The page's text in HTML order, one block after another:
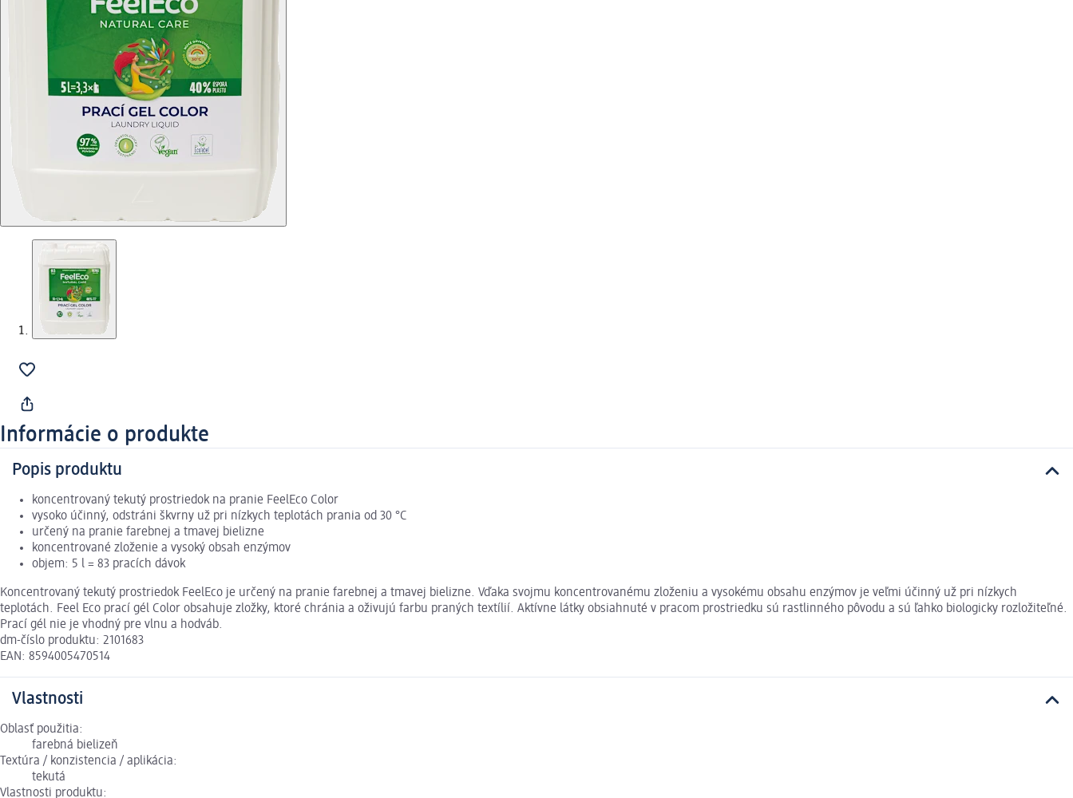
Informácie o produkte
Popis produktu
koncentrovaný tekutý prostriedok na pranie FeelEco Color
vysoko účinný, odstráni škvrny už pri nízkych teplotách prania od 30 °C
určený na pranie farebnej a tmavej bielizne
koncentrované zloženie a vysoký obsah enzýmov
objem: 5 l = 83 pracích dávok
Koncentrovaný tekutý prostriedok FeelEco je určený na pranie farebnej a tmavej bielizne. Vďaka svojmu koncentrovanému zloženiu a vysokému obsahu enzýmov je veľmi účinný už pri nízkych
teplotách. Feel Eco prací gél Color obsahuje zložky, ktoré chránia a oživujú farbu praných textílií. Aktívne látky obsiahnuté v pracom prostriedku sú rastlinného pôvodu a sú ľahko biologicky rozložiteľné.
Prací gél nie je vhodný pre vlnu a hodváb.
dm-číslo produktu: 2101683
EAN: 8594005470514
Vlastnosti
Oblasť použitia:
farebná bielizeň
Textúra / konzistencia / aplikácia:
tekutá
Vlastnosti produktu: